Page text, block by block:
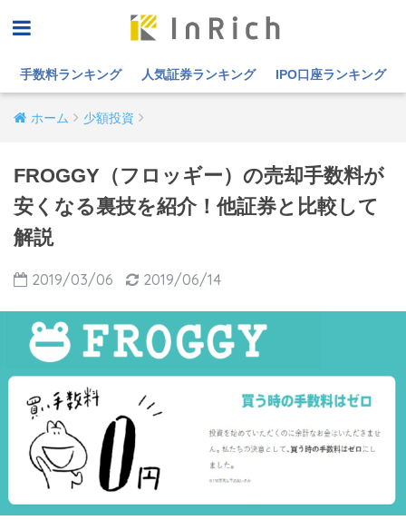
手数料ランキング 人気証券ランキング IPO口座ランキング
ホーム 少額投資
FROGGY（フロッギー）の売却手数料が
安くなる裏技を紹介！他証券と比較して
解説
2019/03/06 2019/06/14